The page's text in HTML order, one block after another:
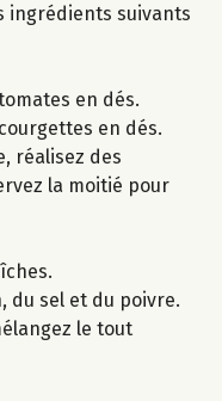
ingrédients suivants
en dés.
en dés.
réalisez des
la moitié pour
du sel et du poivre.
le tout